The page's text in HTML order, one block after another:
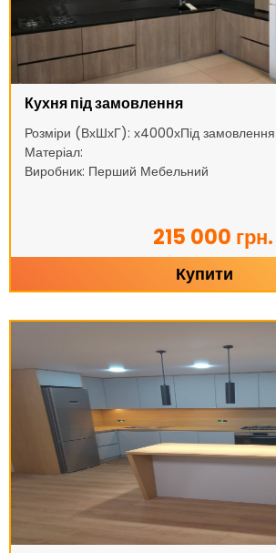
Кухня під замовлення
Розміри (ВхШхГ): х4000хПід замовлення
Матеріал:
Виробник: Перший Мебельний
215 000 грн.
Купити